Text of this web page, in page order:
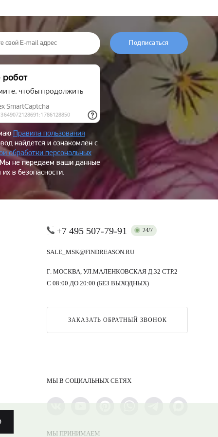
Правила пользования
найдется и ознакомлен с
обработки персональных
не передаем ваши данные
в безопасности.
Подписаться
+7 495 507-79-91 24/7
SALE_MSK@FINDREASON.RU
Г. МОСКВА, УЛ.МАЛЕНКОВСКАЯ Д.32 СТР.2
С 08:00 ДО 20:00 (БЕЗ ВЫХОДНЫХ)
ЗАКАЗАТЬ ОБРАТНЫЙ ЗВОНОК
МЫ В СОЦИАЛЬНЫХ СЕТЯХ
МЫ ПРИНИМАЕМ